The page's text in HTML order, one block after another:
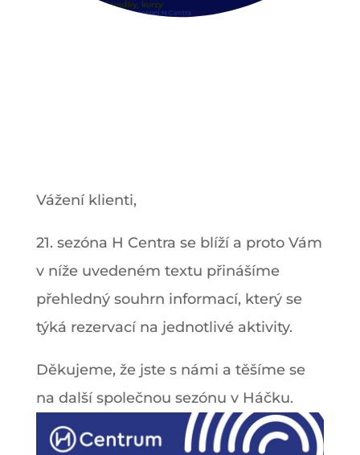
Vážení klienti,
21. sezóna H Centra se blíží a proto Vám
v níže uvedeném textu přinášíme
přehledný souhrn informací, který se
týká rezervací na jednotlivé aktivity.
Děkujeme, že jste s námi a těšíme se
na další společnou sezónu v Háčku.